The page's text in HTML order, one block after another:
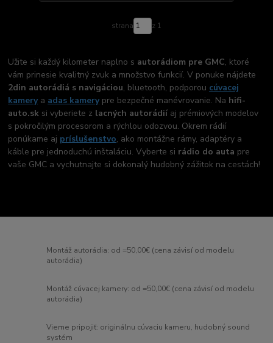
strana z 1
Užite si každý kilometer naplno s autorádiom pre GMC, ktoré
vám prinesie kvalitný zvuk a množstvo funkcií. V ponuke nájdete
2din autorádiá s navigáciou, bluetooth, podporou cúvacej
kamerya adas kamerypre bezpečné manévrovanie. Na hifi-
auto.sk si vyberiete z lacných autorádií aj prémiových modelov
s pokročilým procesorom a rýchlou odozvou. Okrem rádií
ponúkame aj príslušenstvo, ako montážne rámy, adaptéry a
káble pre jednoduchú inštaláciu. Vyberte si rádio do auta pre
vaše GMC a vychutnajte si dokonalý hudobný zážitok na cestách!
Montáž autorádia: od =50,00€ (cena závisí od modelu
autorádia)
Montáž cúvacej kamery: od =50,00€ (cena závisí od modelu
autorádia)
Vieme pripojiť: originálnu cúvaciu kameru, hudobný sound
systém